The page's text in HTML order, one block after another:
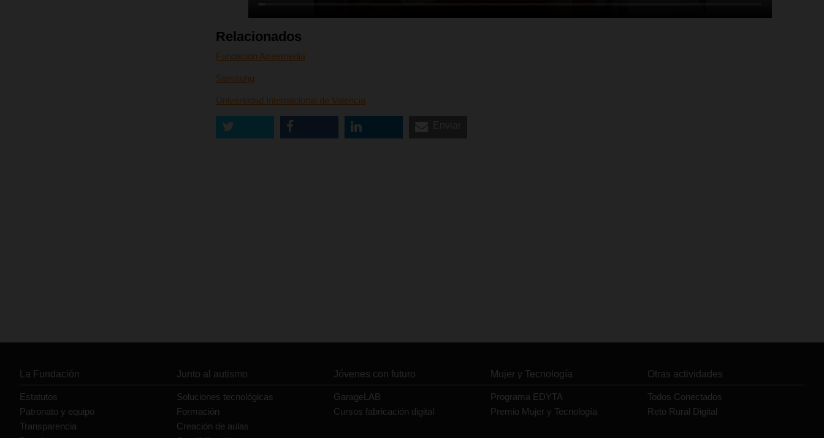
Relacionados
Fundación Atresmedia
Samsung
Universidad Internacional de Valencia
La Fundación
Estatutos
Patronato y equipo
Transparencia
Junto al autismo
Soluciones tecnológicas
Formación
Creación de aulas
Jóvenes con futuro
GarageLAB
Cursos fabricación digital
Mujer y Tecnología
Programa EDYTA
Premio Mujer y Tecnología
Otras actividades
Todos Conectados
Reto Rural Digital